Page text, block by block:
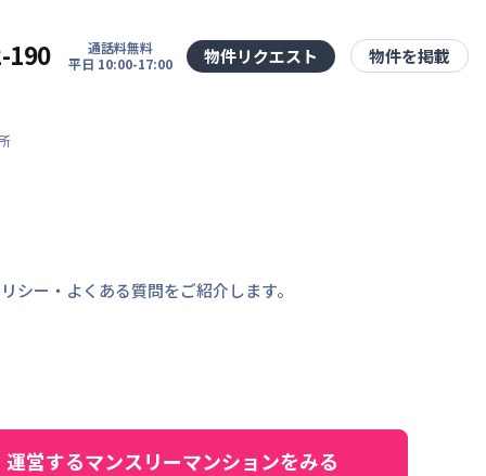
190
通話料無料
平日 10:00-17:00
物件リクエスト 物件を掲載
ー・よくある質問をご紹介します。
運営するマンスリーマンションをみる